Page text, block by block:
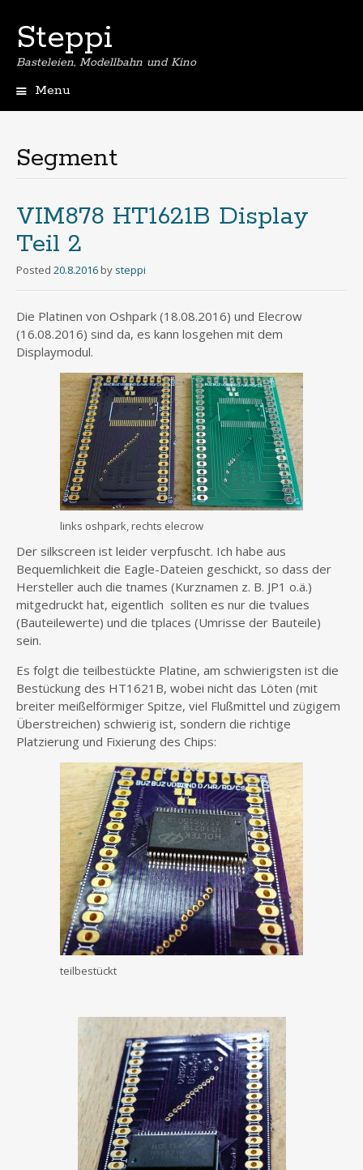
Steppi
Basteleien, Modellbahn und Kino
Menu
Segment
VIM878 HT1621B Display
Teil 2
Posted 20.8.2016 by steppi
Die Platinen von Oshpark (18.08.2016) und Elecrow
(16.08.2016) sind da, es kann losgehen mit dem
Displaymodul.
links oshpark, rechts elecrow
Der silkscreen ist leider verpfuscht. Ich habe aus
Bequemlichkeit die Eagle-Dateien geschickt, so dass der
Hersteller auch die tnames (Kurznamen z. B. JP1 o.ä.)
mitgedruckt hat, eigentlich sollten es nur die tvalues
(Bauteilewerte) und die tplaces (Umrisse der Bauteile)
sein.
Es folgt die teilbestückte Platine, am schwierigsten ist die
Bestückung des HT1621B, wobei nicht das Löten (mit
breiter meißelförmiger Spitze, viel Flußmittel und zügigem
Überstreichen) schwierig ist, sondern die richtige
Platzierung und Fixierung des Chips:
teilbestückt